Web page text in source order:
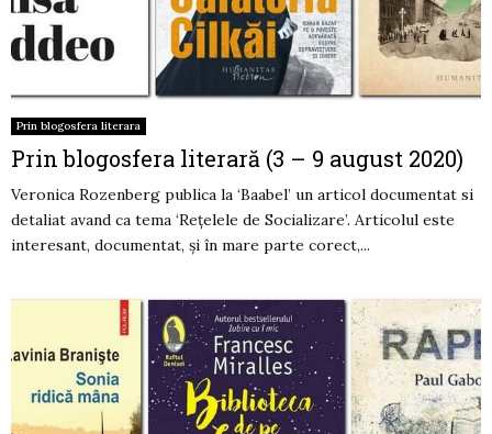
Prin blogosfera literara
Prin blogosfera literară (3 – 9 august 2020)
Veronica Rozenberg publica la ‘Baabel’ un articol documentat si
detaliat avand ca tema ‘Rețelele de Socializare’. Articolul este
interesant, documentat, și în mare parte corect,...